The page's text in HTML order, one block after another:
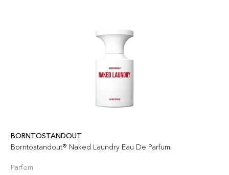
BORNTOSTANDOUT
Borntostandout® Naked Laundry Eau De Parfum
Parfem